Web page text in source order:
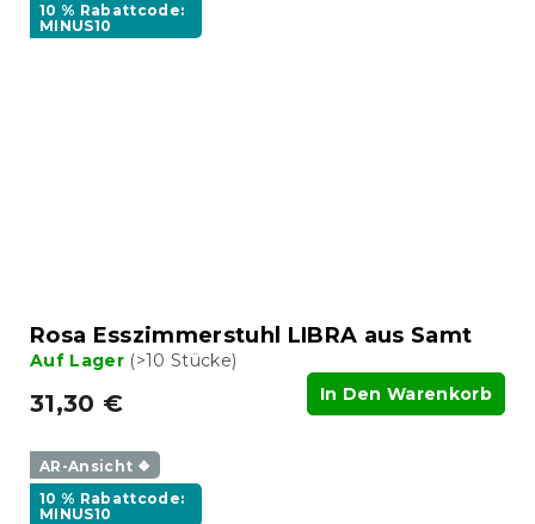
10 % Rabattcode:
MINUS10
Rosa Esszimmerstuhl LIBRA aus Samt
Auf Lager (>10 Stücke)
31,30 € In Den Warenkorb
AR-Ansicht ❖
10 % Rabattcode:
MINUS10